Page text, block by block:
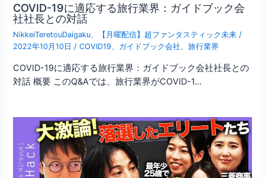
COVID-19に適応する旅行業界：ガイドブック会
社社長との対話
NikkeiTeretouDaigaku、 【月曜配信】超ファンタスティック未来 /
2022年10月10日 /COVID19、 ガイドブック会社、旅行業界
COVID-19に適応する旅行業界：ガイドブック会社社長との
対話 概要 このQ&Aでは、旅行業界がCOVID-1…